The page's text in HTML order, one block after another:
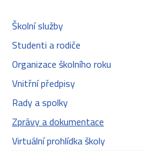
Školní služby
Studenti a rodiče
Organizace školního roku
Vnitřní předpisy
Rady a spolky
Zprávy a dokumentace
Virtuální prohlídka školy